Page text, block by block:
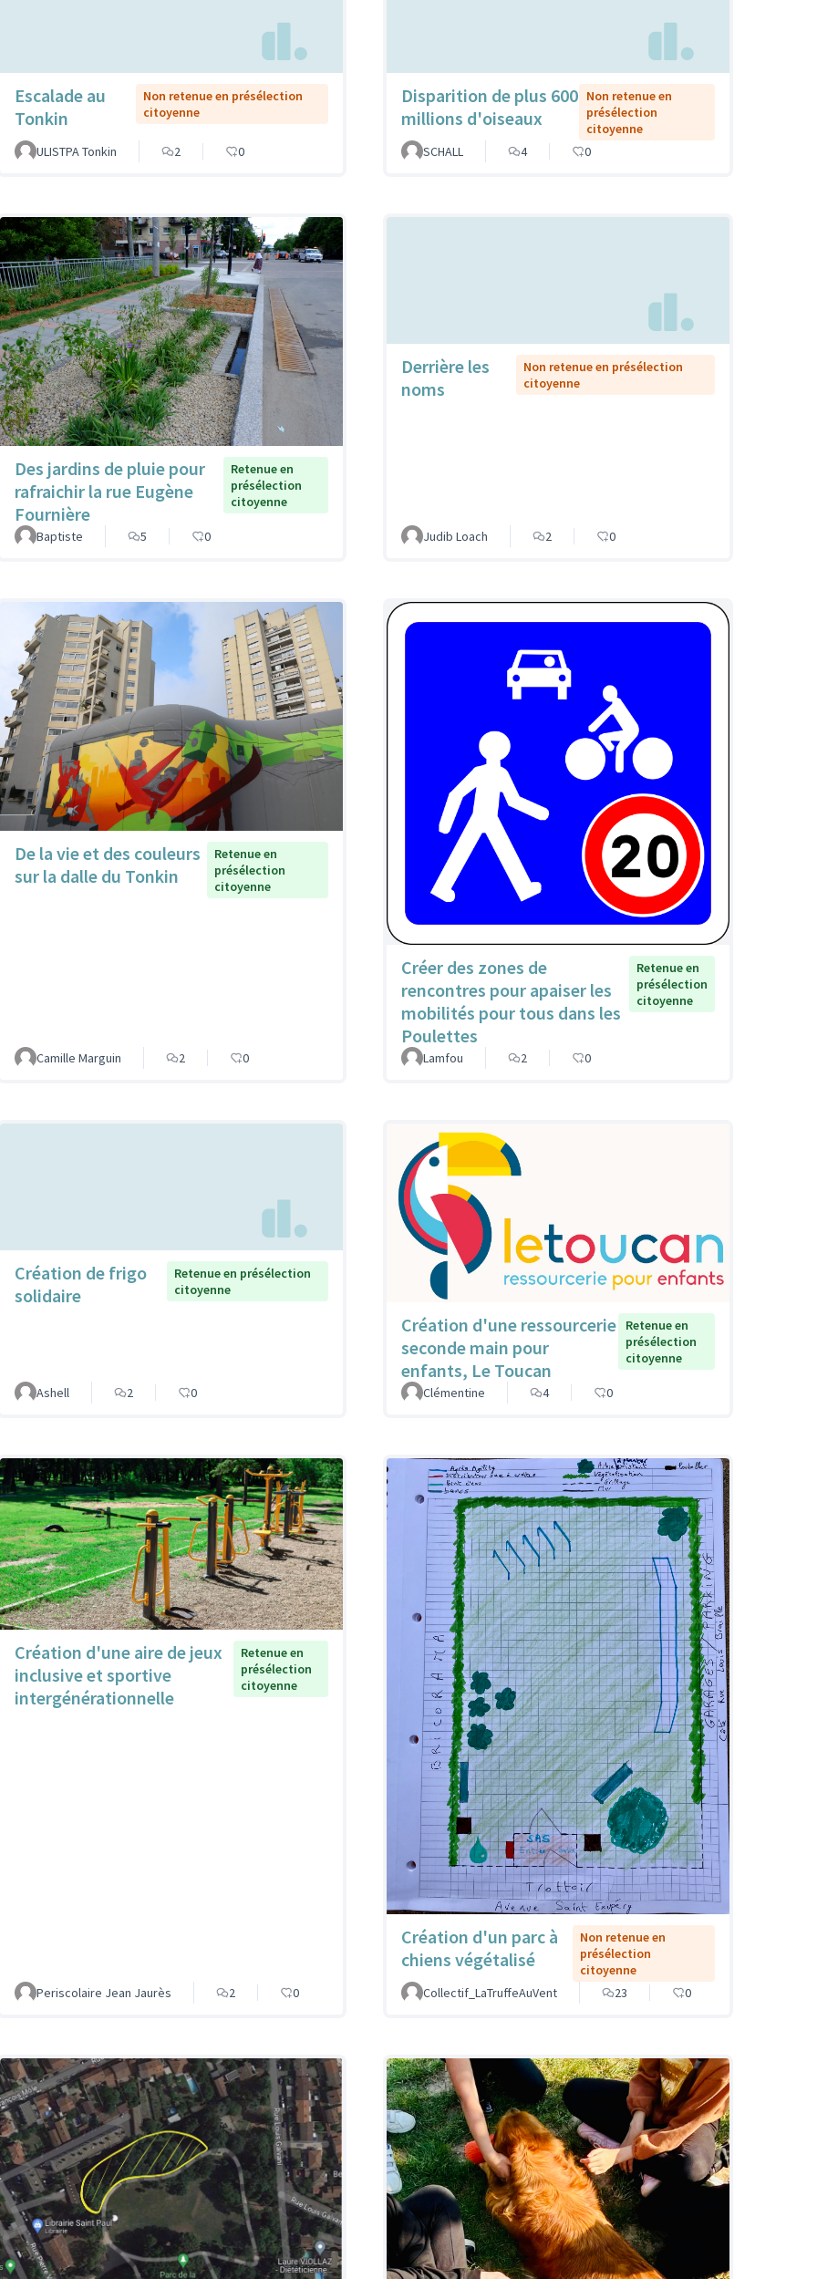
Escalade au
Tonkin
Non retenue en présélection
citoyenne
ULISTPA Tonkin 2 0
Disparition de plus 600
millions d'oiseaux
Non retenue en
présélection
citoyenne
SCHALL
4 0
Des jardins de pluie pour
rafraichir la rue Eugène
Fournière
Retenue en
présélection
citoyenne
Baptiste 5 0
Derrière les
noms
Non retenue en présélection
citoyenne
Judib Loach 2 0
De la vie et des couleurs
sur la dalle du Tonkin
Retenue en
présélection
citoyenne
Camille Marguin 2 0
Créer des zones de
rencontres pour apaiser les
mobilités pour tous dans les
Poulettes
Retenue en
présélection
citoyenne
Lamfou 2 0
Création de frigo
solidaire
Retenue en présélection
citoyenne
Ashell 2 0
Création d'une ressourcerie
seconde main pour
enfants, Le Toucan
Retenue en
présélection
citoyenne
Clémentine 4 0
Création d'une aire de jeux
inclusive et sportive
intergénérationnelle
Retenue en
présélection
citoyenne
Periscolaire Jean Jaurès 2 0
Création d'un parc à
chiens végétalisé
Non retenue en
présélection
citoyenne
Collectif_LaTruffeAuVent
23 0